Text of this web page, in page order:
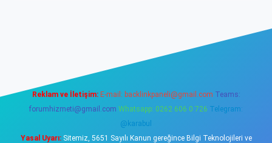
Reklam ve İletişim: E-mail: backlinkpaneli@gmail.com Teams:
forumhizmeti@gmail.com Whatsapp: 0262 606 0 726 Telegram:
@karabul
Yasal Uyarı:Sitemiz, 5651 Sayılı Kanun gereğince Bilgi Teknolojileri ve